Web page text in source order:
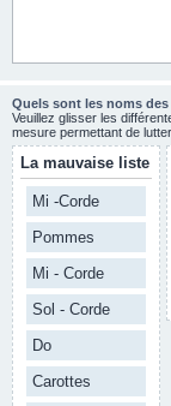
Quels sont les noms
Veuillez glisser les
mesure permettant de
La mauvaise liste
Mi -Corde
Pommes
Mi - Corde
Sol - Corde
Do
Carottes